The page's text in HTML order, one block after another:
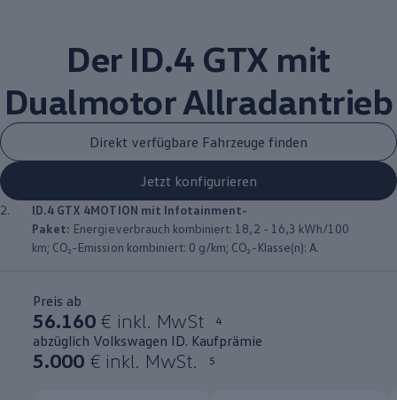
Der ID.4 GTX mit
DualmotorAllradantrieb
Direkt verfügbare Fahrzeuge finden
Jetzt konfigurieren
2. ID.4 GTX 4MOTION mit Infotainment-
Paket: Energieverbrauch kombiniert: 18,2 - 16,3 kWh/100
km; CO₂-Emission kombiniert: 0 g/km; CO₂-Klasse(n): A.
Preis ab
56.160 € inkl. MwSt 4
abzüglich Volkswagen ID. Kaufprämie
5.000 € inkl. MwSt. 5